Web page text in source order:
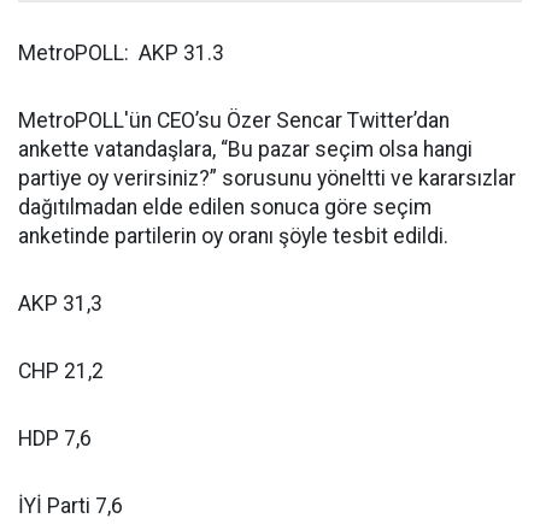
MetroPOLL: AKP 31.3
MetroPOLL'ün CEO’su Özer Sencar Twitter’dan
ankette vatandaşlara, “Bu pazar seçim olsa hangi
partiye oy verirsiniz?” sorusunu yöneltti ve kararsızlar
dağıtılmadan elde edilen sonuca göre seçim
anketinde partilerin oy oranı şöyle tesbit edildi.
AKP 31,3
CHP 21,2
HDP 7,6
İYİ Parti 7,6